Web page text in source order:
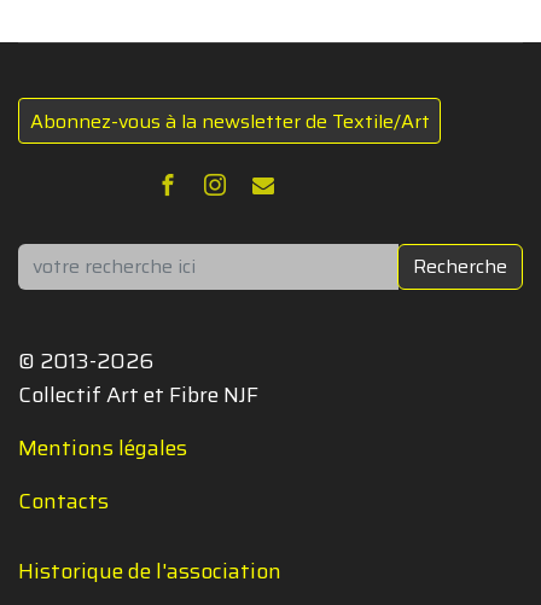
Abonnez-vous à la newsletter de Textile/Art
Rechercher Recherche
© 2013-2026
Collectif Art et Fibre NJF
Mentions légales
Contacts
Historique de l'association